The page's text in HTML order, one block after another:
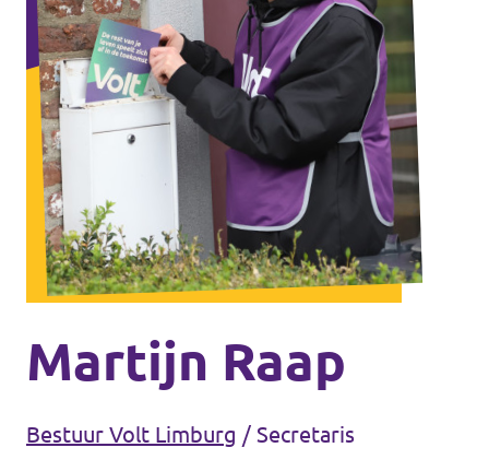
Mensen
Nieuws
Agenda
Vacatures
Volt Maastricht
Martijn Raap
Bestuur Volt Limburg / Secretaris